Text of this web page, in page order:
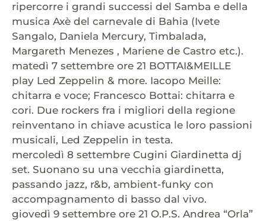
ripercorre i grandi successi del Samba e della
musica Axè del carnevale di Bahia (Ivete
Sangalo, Daniela Mercury, Timbalada,
Margareth Menezes , Mariene de Castro etc.).
matedì 7 settembre ore 21 BOTTAI&MEILLE
play Led Zeppelin & more. Iacopo Meille:
chitarra e voce; Francesco Bottai: chitarra e
cori. Due rockers fra i migliori della regione
reinventano in chiave acustica le loro passioni
musicali, Led Zeppelin in testa.
mercoledì 8 settembre Cugini Giardinetta dj
set. Suonano su una vecchia giardinetta,
passando jazz, r&b, ambient-funky con
accompagnamento di basso dal vivo.
giovedì 9 settembre ore 21 O.P.S. Andrea “Orla”